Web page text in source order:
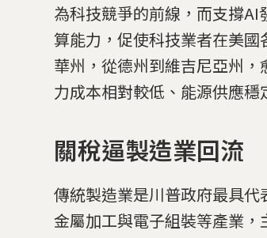
為科技競爭的前線，而支撐
算能力，促使科技業者在美
華州，從德州到維吉尼亞州
力成本相對較低、能源供應穩
關稅逼製造業回流
傳統製造業是川普政府最具代
金屬加工與電子組裝等產業